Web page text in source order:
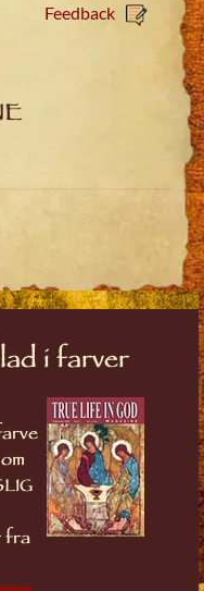
Feedback
i farver
fra